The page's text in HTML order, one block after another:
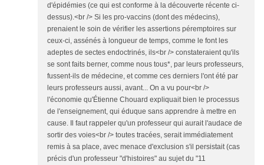
d'épidémies (ce qui est conforme à la découverte récente ci-
dessus).<br /> Si les pro-vaccins (dont des médecins),
prenaient le soin de vérifier les assertions péremptoires sur
ceux-ci, assénés à longueur de temps, comme le font les
adeptes de sectes endoctrinés, ils<br /> constateraient qu'ils
se sont faits berner, comme nous tous*, par leurs professeurs,
fussent-ils de médecine, et comme ces derniers l'ont été par
leurs professeurs aussi, avant... On a vu pour<br />
l'économie qu'Étienne Chouard expliquait bien le processus
de l'enseignement, qui éduque sans apprendre à mettre en
cause. Il faut rappeler qu'un professeur qui aurait l'audace de
sortir des voies<br /> toutes tracées, serait immédiatement
remis à sa place, avec menace d'exclusion s'il persistait (cas
précis d'un professeur "d'histoires" au sujet du "11